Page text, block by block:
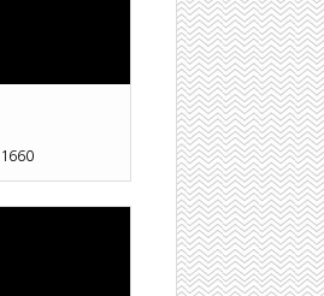
1660